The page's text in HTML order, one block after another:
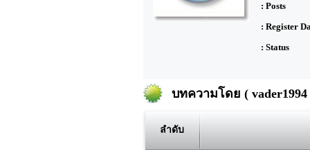
: Posts
: Register
: Status
บทความโดย ( vader1994
ลำดับ